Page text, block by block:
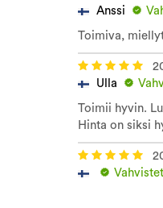
Anssi
Toimiva,
Ulla
Toimii hyvin.
Hinta on siksi